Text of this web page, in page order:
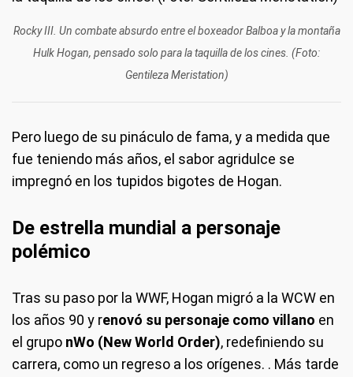
Rocky III. Un combate absurdo entre el boxeador Balboa y la montaña
Hulk Hogan, pensado solo para la taquilla de los cines. (Foto:
Gentileza Meristation)
Pero luego de su pináculo de fama, y a medida que
fue teniendo más años, el sabor agridulce se
impregnó en los tupidos bigotes de Hogan.
De estrella mundial a personaje
polémico
Tras su paso por la WWF, Hogan migró a la WCW en
los años 90 y renovó su personaje como villano en
el grupo nWo (New World Order), redefiniendo su
carrera, como un regreso a los orígenes. . Más tarde